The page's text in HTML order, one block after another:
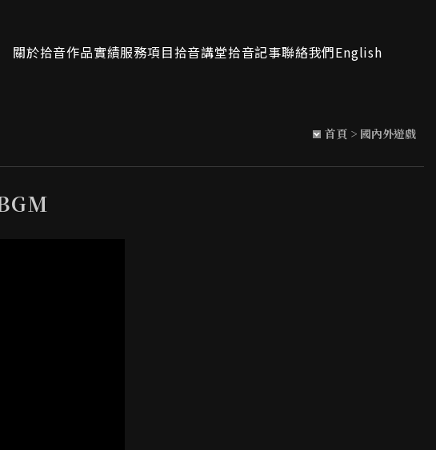
關於拾音作品實績服務項目拾音講堂拾音記事聯絡我們English
首頁 > 國內外遊戲